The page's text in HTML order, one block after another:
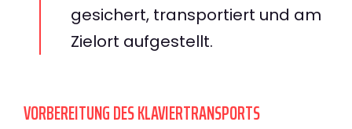
gesichert, transportiert und am
Zielort aufgestellt.
VORBEREITUNG DES KLAVIERTRANSPORTS